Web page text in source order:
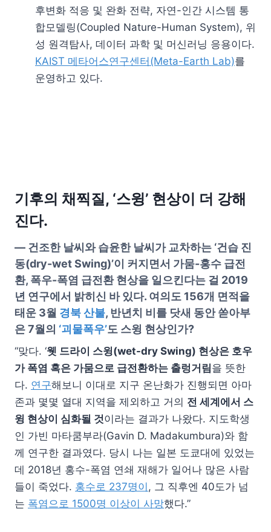
후변화 적응 및 완화 전략, 자연-인간 시스템 통
합모델링(Coupled Nature-Human System), 위
성 원격탐사, 데이터 과학 및 머신러닝 응용이다.
KAIST 메타어스연구센터(Meta-Earth Lab)를
운영하고 있다.
기후의 채찍질, ‘스윙’ 현상이 더 강해
진다.
— 건조한 날씨와 습윤한 날씨가 교차하는 ‘건습 진
동(dry-wet Swing)’이 커지면서 가뭄-홍수 급전
환, 폭우-폭염 급전환 현상을 일으킨다는 걸 2019
년 연구에서 밝히신 바 있다. 여의도 156개 면적을
태운 3월 경북 산불, 반년치 비를 닷새 동안 쏟아부
은 7월의 ‘괴물폭우’도 스윙 현상인가?
“맞다. ‘웻 드라이 스윙(wet-dry Swing) 현상은 호우
가 폭염 혹은 가뭄으로 급전환하는 출렁거림을 뜻한
다. 연구해보니 이대로 지구 온난화가 진행되면 아마
존과 몇몇 열대 지역을 제외하고 거의 전 세계에서 스
윙 현상이 심화될 것이라는 결과가 나왔다. 지도학생
인 가빈 마타쿰부라(Gavin D. Madakumbura)와 함
께 연구한 결과였다. 당시 나는 일본 도쿄대에 있었는
데 2018년 홍수-폭염 연쇄 재해가 일어나 많은 사람
들이 죽었다. 홍수로 237명이 , 그 직후엔 40도가 넘
는 폭염으로 1500명 이상이 사망했다.”